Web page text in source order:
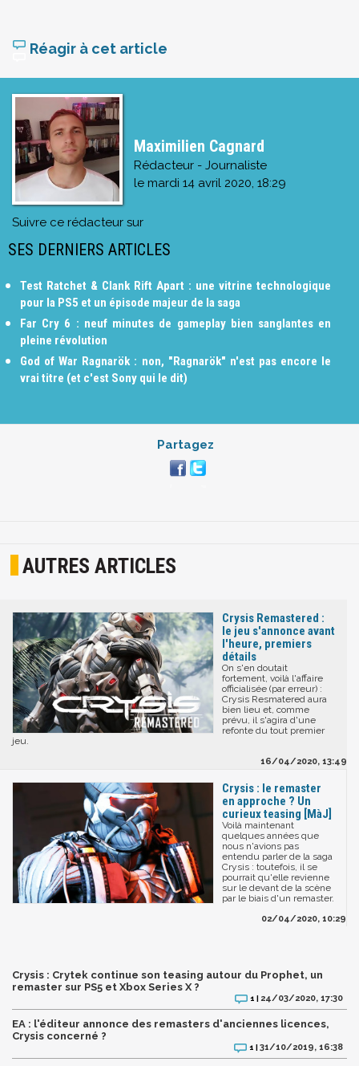
Réagir à cet article
Maximilien Cagnard
Rédacteur - Journaliste
le mardi 14 avril 2020, 18:29
Suivre ce rédacteur sur
SES DERNIERS ARTICLES
Test Ratchet & Clank Rift Apart : une vitrine technologique
pour la PS5 et un épisode majeur de la saga
Far Cry 6 : neuf minutes de gameplay bien sanglantes en
pleine révolution
God of War Ragnarök : non, "Ragnarök" n'est pas encore le
vrai titre (et c'est Sony qui le dit)
Partagez
AUTRES ARTICLES
Crysis Remastered :
le jeu s'annonce avant
l'heure, premiers
détails
On s'en doutait
fortement, voilà l'affaire
officialisée (par erreur) :
Crysis Resmatered aura
bien lieu et, comme
prévu, il s'agira d'une
refonte du tout premier
jeu.
16/04/2020, 13:49
Crysis : le remaster
en approche ? Un
curieux teasing [MàJ]
Voilà maintenant
quelques années que
nous n'avions pas
entendu parler de la saga
Crysis : toutefois, il se
pourrait qu'elle revienne
sur le devant de la scène
par le biais d'un remaster.
02/04/2020, 10:29
Crysis : Crytek continue son teasing autour du Prophet, un
remaster sur PS5 et Xbox Series X ?
1 | 24/03/2020, 17:30
EA : l'éditeur annonce des remasters d'anciennes licences,
Crysis concerné ?
1 | 31/10/2019, 16:38